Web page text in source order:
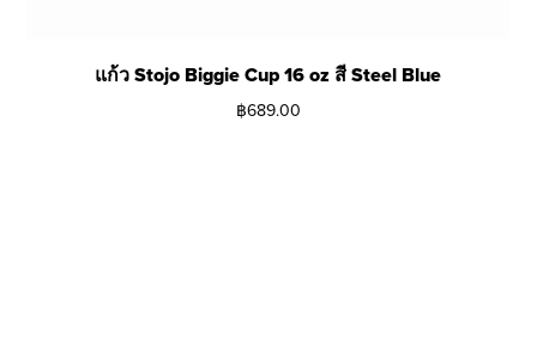
แก้ว Stojo Biggie Cup 16 oz สี Steel Blue
฿689.00